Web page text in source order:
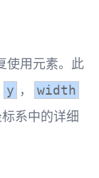
使用元素。此
y ， width
系中的详细